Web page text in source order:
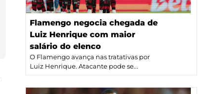
Flamengo negocia chegada de
Luiz Henrique com maior
salário do elenco
O Flamengo avança nas tratativas por
Luiz Henrique. Atacante pode se...